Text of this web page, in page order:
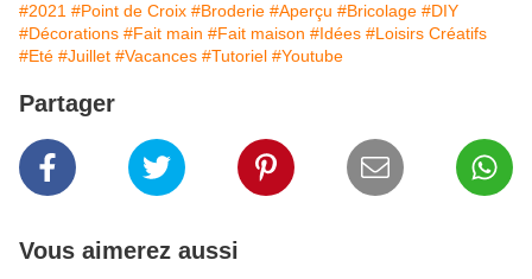
#2021 #Point de Croix #Broderie #Aperçu #Bricolage #DIY
#Décorations #Fait main #Fait maison #Idées #Loisirs Créatifs
#Eté #Juillet #Vacances #Tutoriel #Youtube
Partager
Vous aimerez aussi